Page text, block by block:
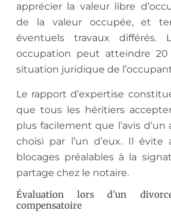
apprécier la valeur libre
de la valeur occupée, et
éventuels travaux différés.
occupation peut atteindre
situation juridique de
Le rapport d’expertise
que tous les héritiers
plus facilement que l’avis
choisi par l’un d’eux. Il évite
blocages préalables à la
partage chez le notaire.
Évaluation lors d’un
compensatoire